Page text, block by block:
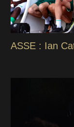
ASSE : Ian